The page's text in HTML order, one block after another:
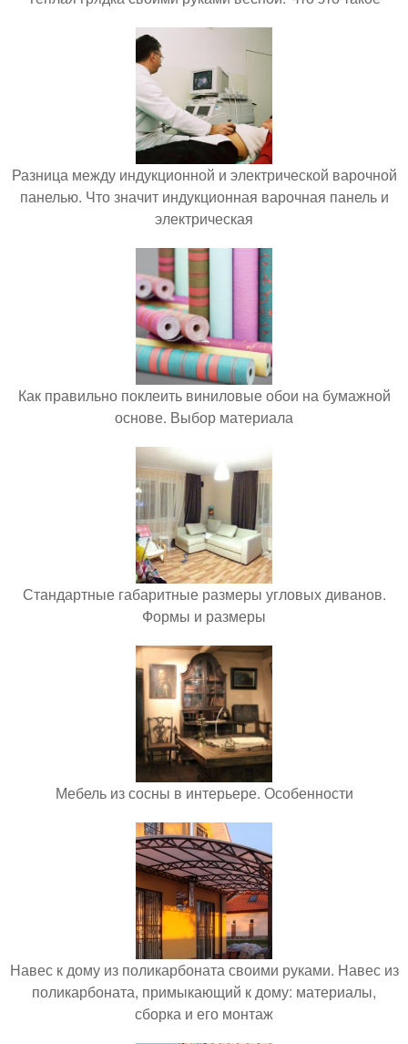
Разница между индукционной и электрической варочной
панелью. Что значит индукционная варочная панель и
электрическая
Как правильно поклеить виниловые обои на бумажной
основе. Выбор материала
Стандартные габаритные размеры угловых диванов.
Формы и размеры
Мебель из сосны в интерьере. Особенности
Навес к дому из поликарбоната своими руками. Навес из
поликарбоната, примыкающий к дому: материалы,
сборка и его монтаж